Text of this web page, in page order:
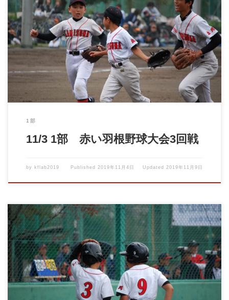
2019年11月3日 赤い羽根少年野球大会 VS青梅新町ライオンズ
[…]
1部
11/3 1部 赤い羽根野球大会3回戦
by kflab2019 Published2019年11月4日 Updated2019年11月9日
2019年11月3日 赤い羽根少年野球大会…二回戦。 VS調布メンパ
ース 良い立 […]